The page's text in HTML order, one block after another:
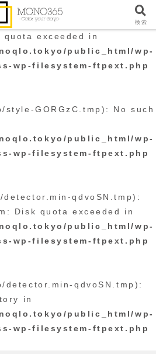
style-GORGzC.tmp): Failed
exceeded in
public_html/wp-
wp-filesystem-ftpext.php
style-GORGzC.tmp): No such
public_html/wp-
wp-filesystem-ftpext.php
qdvoSN.tmp):
Disk quota exceeded in
public_html/wp-
wp-filesystem-ftpext.php
detector.min-qdvoSN.tmp):
in
public_html/wp-
wp-filesystem-ftpext.php
検索